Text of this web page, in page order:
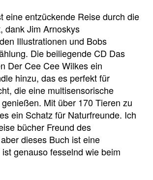
eine entzückende Reise durch die
dank Jim Arnoskys
Illustrationen und Bobs
Die beiliegende CD Das
Der Cee Cee Wilkes ein
hinzu, das es perfekt für
die eine multisensorische
Mit über 170 Tieren zu
ein Schatz für Naturfreunde. Ich
bücher Freund des
dieses Buch ist eine
genauso fesselnd wie beim